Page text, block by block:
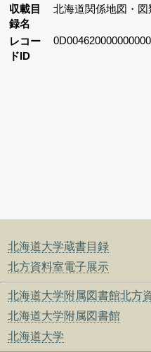
北海道大学蔵書目録
北方資料室電子展示
北海道大学附属図書館北方
北海道大学附属図書館
北海道大学
収載目
録名
北海道関係地図・図
レコー
ドID
0D004620000000000